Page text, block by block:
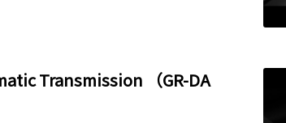
Transmission （GR-DA